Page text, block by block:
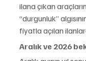
ilana çıkan
“durgunluk”
fiyatla açılan
Aralık ve 2026